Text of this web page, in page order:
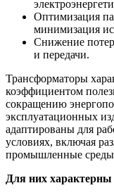
Оптимизация
минимизация
Снижение
и передачи.
Трансформаторы
коэффициентом
сокращению
эксплуатационных
адаптированы для
условиях, включая
промышленные
Для них